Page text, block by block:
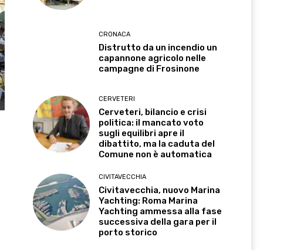
CRONACA
Distrutto da un incendio un
capannone agricolo nelle
campagne di Frosinone
CERVETERI
Cerveteri, bilancio e crisi
politica: il mancato voto
sugli equilibri apre il
dibattito, ma la caduta del
Comune non è automatica
CIVITAVECCHIA
Civitavecchia, nuovo Marina
Yachting: Roma Marina
Yachting ammessa alla fase
successiva della gara per il
porto storico